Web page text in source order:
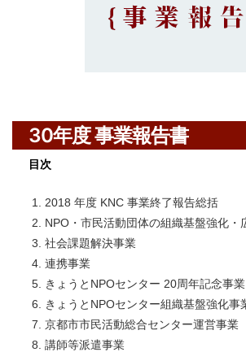
30年度 事業報告書
目次
2018 年度 KNC 事業終了報告総括
NPO・市民活動団体の組織基盤強化・
社会課題解決事業
連携事業
きょうとNPOセンター 20周年記念事業
きょうとNPOセンター組織基盤強化事
京都市市民活動総合センター運営事業
講師等派遣事業